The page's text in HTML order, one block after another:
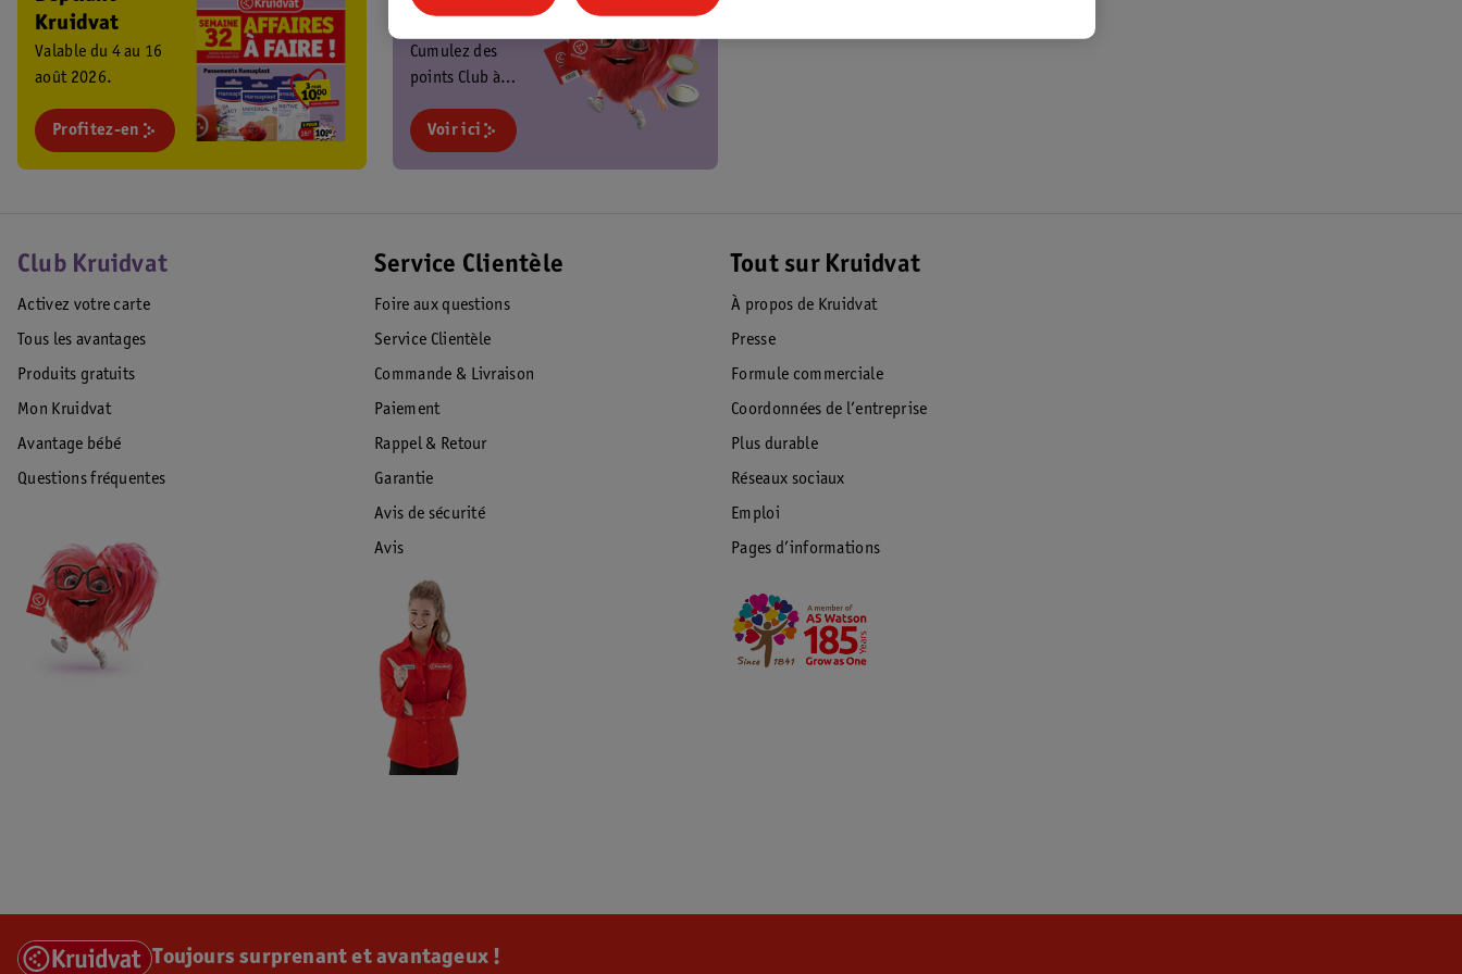
Kruidvat
Valable du 4 au 16
août 2026.
Profitez-en
Cumulez des
points Club à
profitez de
promos
Voir ici
Club Kruidvat
Activez votre carte
Tous les avantages
Produits gratuits
Mon Kruidvat
Avantage bébé
Questions fréquentes
Service Clientèle
Foire aux questions
Service Clientèle
Commande & Livraison
Paiement
Rappel & Retour
Garantie
Avis de sécurité
Avis
Tout sur Kruidvat
À propos de Kruidvat
Presse
Formule commerciale
Coordonnées de l’entreprise
Plus durable
Réseaux sociaux
Emploi
Pages d’informations
Toujours surprenant et avantageux !